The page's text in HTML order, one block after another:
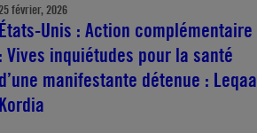
février, 2026
États-Unis : Action complémentaire
: Vives inquiétudes pour la santé
d’une manifestante détenue : Leqaa
Kordia